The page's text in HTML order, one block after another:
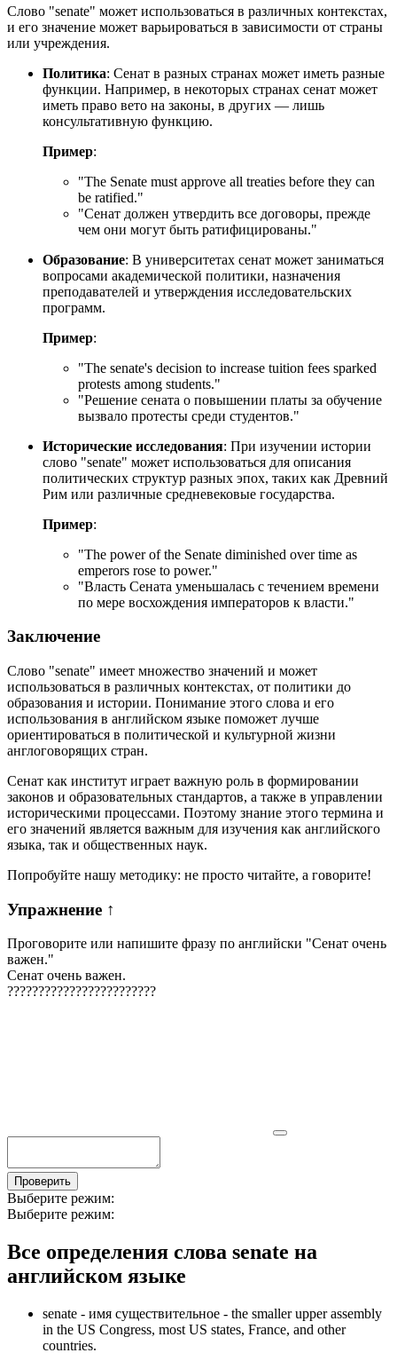
Слово "senate" может использоваться в различных контекстах,
и его значение может варьироваться в зависимости от страны
или учреждения.
Политика: Сенат в разных странах может иметь разные
функции. Например, в некоторых странах сенат может
иметь право вето на законы, в других — лишь
консультативную функцию.
Пример:
"The Senate must approve all treaties before they can
be ratified."
"Сенат должен утвердить все договоры, прежде
чем они могут быть ратифицированы."
Образование: В университетах сенат может заниматься
вопросами академической политики, назначения
преподавателей и утверждения исследовательских
программ.
Пример:
"The senate's decision to increase tuition fees sparked
protests among students."
"Решение сената о повышении платы за обучение
вызвало протесты среди студентов."
Исторические исследования: При изучении истории
слово "senate" может использоваться для описания
политических структур разных эпох, таких как Древний
Рим или различные средневековые государства.
Пример:
"The power of the Senate diminished over time as
emperors rose to power."
"Власть Сената уменьшалась с течением времени
по мере восхождения императоров к власти."
Заключение
Слово "senate" имеет множество значений и может
использоваться в различных контекстах, от политики до
образования и истории. Понимание этого слова и его
использования в английском языке поможет лучше
ориентироваться в политической и культурной жизни
англоговорящих стран.
Сенат как институт играет важную роль в формировании
законов и образовательных стандартов, а также в управлении
историческими процессами. Поэтому знание этого термина и
его значений является важным для изучения как английского
языка, так и общественных наук.
Попробуйте нашу методику: не просто читайте, а говорите!
Упражнение ↑
Проговорите или напишите фразу по английски "Сенат очень
важен."
Сенат очень важен.
????????????????????????
Проверить
Выберите режим:
Выберите режим:
Все определения слова senate на
английском языке
senate - имя существительное - the smaller upper assembly
in the US Congress, most US states, France, and other
countries.